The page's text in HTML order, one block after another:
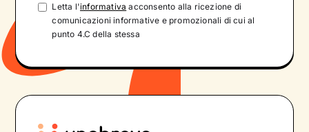
Letta l'informativa acconsento alla ricezione di
comunicazioni informative e promozionali di cui al
punto 4.C della stessa